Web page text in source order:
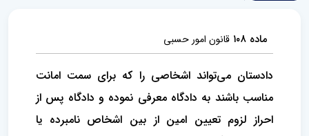
ماده ۱۰۸ قانون امور حسبی
دادستان می‌تواند اشخاصی را که برای سمت امانت
مناسب باشند به دادگاه معرفی نموده و دادگاه پس از
احراز لزوم تعیین امین از بین ‌اشخاص نامبرده یا